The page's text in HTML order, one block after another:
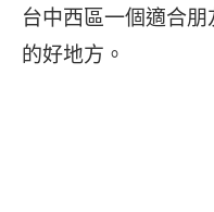
台中西區一個適合
的好地方。